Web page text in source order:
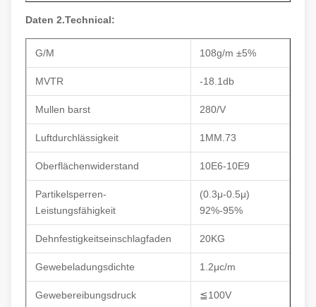
Daten 2.Technical:
G/M 108g/m ±5%
MVTR -18.1db
Mullen barst 280/V
Luftdurchlässigkeit 1MM.73
Oberflächenwiderstand 10E6-10E9
Partikelsperren-
Leistungsfähigkeit
(0.3μ-0.5μ)
92%-95%
Dehnfestigkeitseinschlagfaden 20KG
Gewebeladungsdichte 1.2μc/m
Gewebereibungsdruck ≦100V